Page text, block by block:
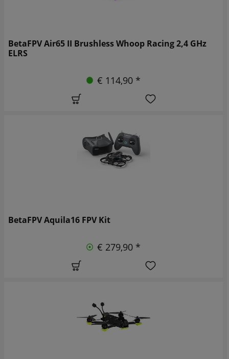
BetaFPV Air65 II Brushless Whoop Racing 2,4 GHz
ELRS
€ 114,90 *
BetaFPV Aquila16 FPV Kit
€ 279,90 *